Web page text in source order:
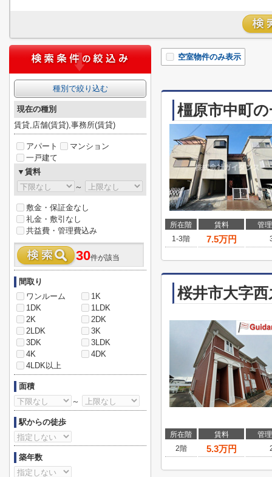
空室物件のみ表示
橿原市中町
所在階 賃料
管
1-3階
7.5万円
桜井市大字
所在階 賃料
管
2階
5.3万円
種別で絞り込む
現在の種別
賃貸,店舗(賃貸),事務所(賃貸)
アパート
マンション
一戸建て
▼賃料
～
敷金・保証金なし
礼金・敷引なし
共益費・管理費込み
30件が該当
間取り
ワンルーム
1K
1DK
1LDK
2K
2DK
2LDK
3K
3DK
3LDK
4K
4DK
4LDK以上
面積
～
駅からの徒歩
築年数